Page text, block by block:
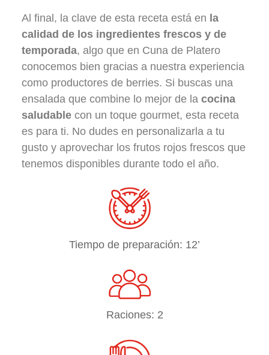
Al final, la clave de esta receta está en la
calidad de los ingredientes frescos y de
temporada, algo que en Cuna de Platero
conocemos bien gracias a nuestra experiencia
como productores de berries. Si buscas una
ensalada que combine lo mejor de la cocina
saludablecon un toque gourmet, esta receta
es para ti. No dudes en personalizarla a tu
gusto y aprovechar los frutos rojos frescos que
tenemos disponibles durante todo el año.
Tiempo de preparación: 12’
Raciones: 2